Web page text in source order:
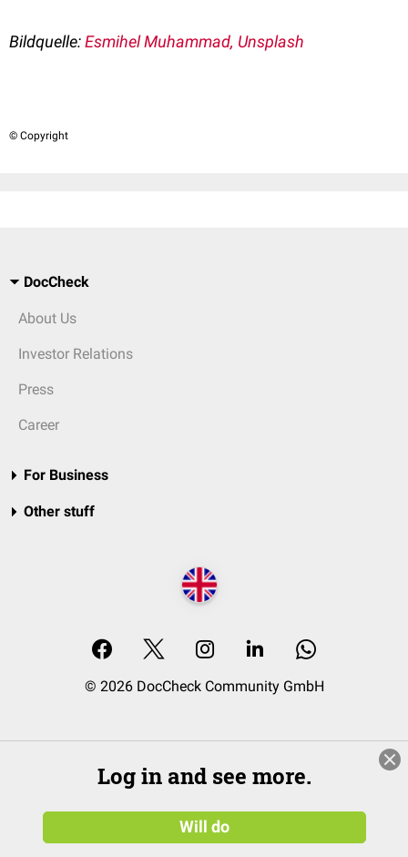
Bildquelle:Esmihel Muhammad, Unsplash
© Copyright
DocCheck
About Us
Investor Relations
Press
Career
For Business
Other stuff
© 2026 DocCheck Community GmbH
Log in and see more.
Will do